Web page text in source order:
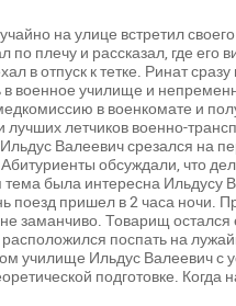
на улице встретил
плечу и рассказал, где его
в отпуск к тетке. Ринат
военное училище и
в военкомате и
летчиков военно-
Валеевич срезался на
обсуждали, что
тема была интересна
поезд пришел в 2 часа ночи.
заманчиво. Товарищ
поспать на
училище Ильдус Валеевич с
подготовке. Когда